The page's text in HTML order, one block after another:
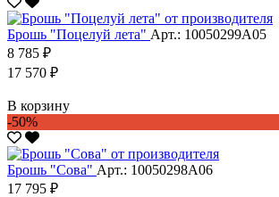
Брошь "Поцелуй лета" Арт.: 10050299А05
8 785 ₽
17 570 ₽
В корзину
-50%
Брошь "Сова" Арт.: 10050298А06
17 795 ₽